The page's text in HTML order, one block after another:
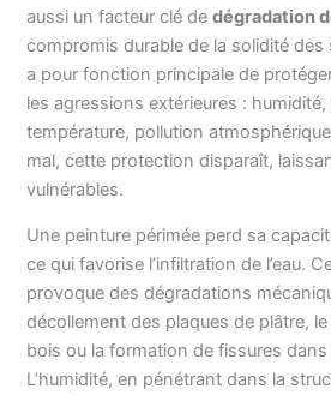
aussi un facteur clé dedégradation
compromis durable de la solidité des
a pour fonction principale de
les agressions extérieures :
température, pollution
mal, cette protection disparaît,
vulnérables.
Une peinture périmée perd sa
ce qui favorise l’infiltration de l’eau.
provoque des dégradations
décollement des plaques de plâtre,
bois ou la formation de fissures
L’humidité, en pénétrant dans la